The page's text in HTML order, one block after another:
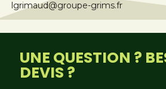
lgrimaud@groupe-grims.fr
UNE QUESTION ?
DEVIS ?